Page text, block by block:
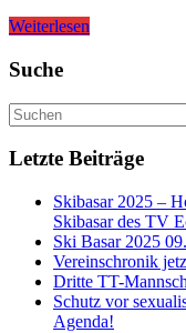
Weiterlesen
Suche
Letzte Beiträge
Skibasar 2025 –
Skibasar des TV
Ski Basar 2025
Vereinschronik
Dritte TT-
Schutz vor
Agenda!